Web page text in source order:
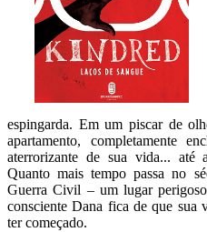
espingarda. Em um piscar de
apartamento, completamente
aterrorizante de sua vida...
Quanto mais tempo passa no
Guerra Civil – um lugar
consciente Dana fica de que sua
ter começado.